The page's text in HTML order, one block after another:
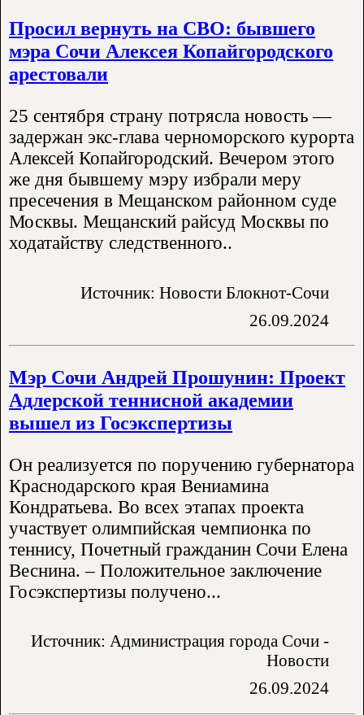
Просил вернуть на СВО: бывшего
мэра Сочи Алексея Копайгородского
арестовали
25 сентября страну потрясла новость —
задержан экс-глава черноморского курорта
Алексей Копайгородский. Вечером этого
же дня бывшему мэру избрали меру
пресечения в Мещанском районном суде
Москвы. Мещанский райсуд Москвы по
ходатайству следственного..
Источник: Новости Блокнот-Сочи
26.09.2024
Мэр Сочи Андрей Прошунин: Проект
Адлерской теннисной академии
вышел из Госэкспертизы
Он реализуется по поручению губернатора
Краснодарского края Вениамина
Кондратьева. Во всех этапах проекта
участвует олимпийская чемпионка по
теннису, Почетный гражданин Сочи Елена
Веснина. – Положительное заключение
Госэкспертизы получено...
Источник: Администрация города Сочи -
Новости
26.09.2024